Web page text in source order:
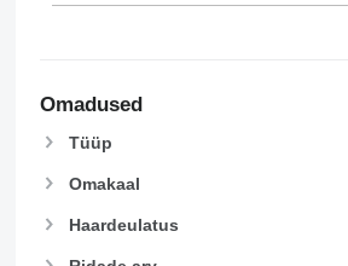
Omadused
Tüüp
Omakaal
Haardeulatus